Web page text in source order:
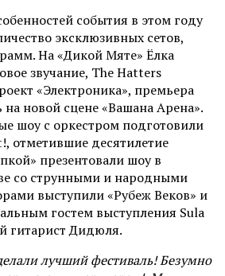
события в этом году
эксклюзивных сетов,
На «Дикой Мяте» Ёлка
звучание, The Hatters
«Электроника», премьера
на новой сцене «Вашана Арена».
шоу с оркестром подготовили
отметившие десятилетие
презентовали шоу в
со струнными и народными
выступили «Рубеж Веков» и
гостем выступления Sula
гитарист Дидюля.
лучший фестиваль! Безумно